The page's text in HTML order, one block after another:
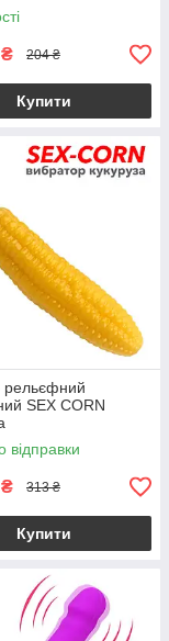
₴ 204 ₴
Купити
рельєфний
SEX CORN
відправки
₴ 313 ₴
Купити